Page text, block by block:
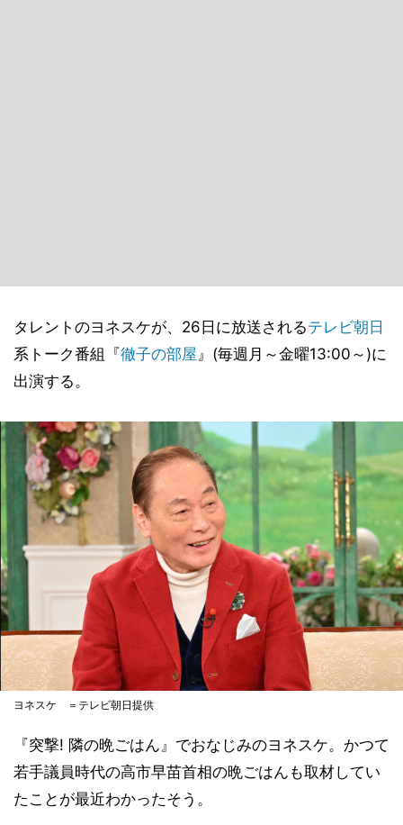
タレントのヨネスケが、26日に放送されるテレビ朝日
系トーク番組『徹子の部屋』(毎週月～金曜13:00～)に
出演する。
ヨネスケ ＝テレビ朝日提供
『突撃! 隣の晩ごはん』でおなじみのヨネスケ。かつて
若手議員時代の高市早苗首相の晩ごはんも取材してい
たことが最近わかったそう。